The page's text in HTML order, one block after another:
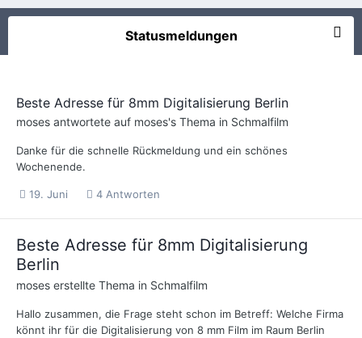
Statusmeldungen
Beste Adresse für 8mm Digitalisierung Berlin
moses antwortete auf moses's Thema in Schmalfilm
Danke für die schnelle Rückmeldung und ein schönes
Wochenende.
19. Juni 4 Antworten
Beste Adresse für 8mm Digitalisierung
Berlin
moses erstellte Thema in Schmalfilm
Hallo zusammen, die Frage steht schon im Betreff: Welche Firma
könnt ihr für die Digitalisierung von 8 mm Film im Raum Berlin